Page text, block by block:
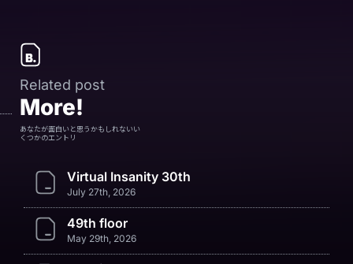
Related post
More!
あなたが面白いと思うかもしれないい
くつかのエントリ
Virtual Insanity 30th
July 27th, 2026
49th floor
May 29th, 2026